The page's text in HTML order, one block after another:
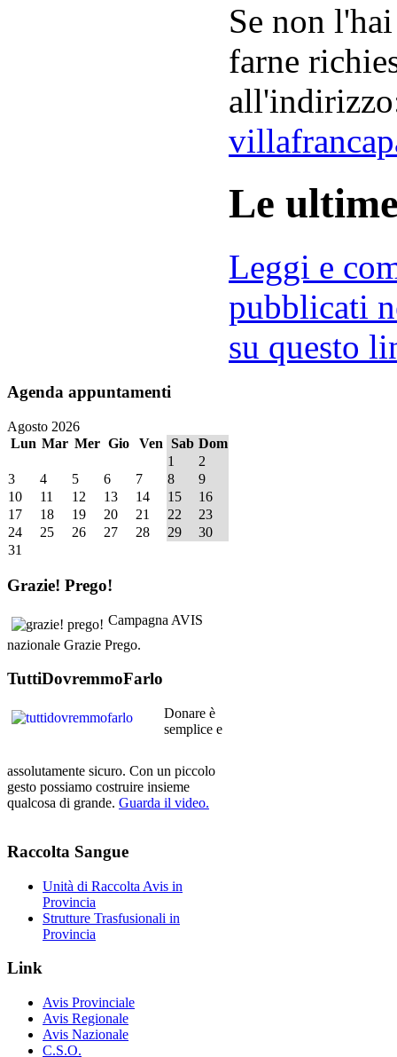
Se non
farne
Le
Leggi e
pubblicati
su questo
Agenda appuntamenti
Agosto 2026
Lun Mar Mer Gio Ven Sab Dom
1
2
3
4 5 6 7 8
9
10
11 12 13 14 15
16
17
18 19 20 21 22
23
24
25 26 27 28 29
30
31
Grazie! Prego!
Campagna AVIS
nazionale Grazie Prego.
TuttiDovremmoFarlo
Donare è
semplice e
assolutamente sicuro. Con un piccolo
gesto possiamo costruire insieme
qualcosa di grande. Guarda il video.
Raccolta Sangue
Unità di Raccolta Avis in
Provincia
Strutture Trasfusionali in
Provincia
Link
Avis Provinciale
Avis Regionale
Avis Nazionale
C.S.O.